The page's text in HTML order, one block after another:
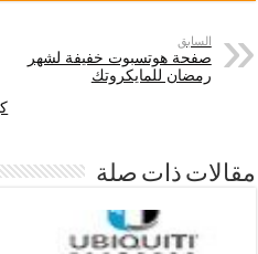
السابق
صفحة هوتسبوت خفيفة لشهر
رمضان للمايكروتك
مقالات ذات صلة